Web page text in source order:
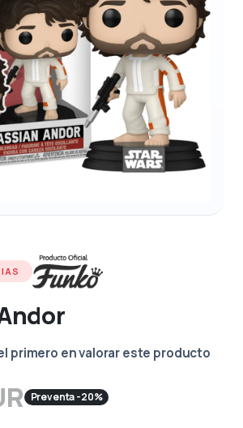
primero en valorar este producto
Preventa -20%